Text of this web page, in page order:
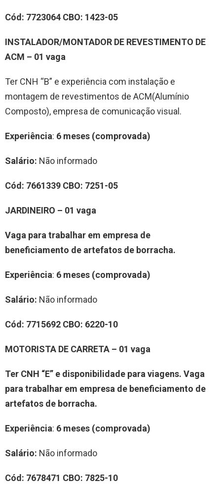
Cód: 7723064 CBO: 1423-05
INSTALADOR/MONTADOR DE REVESTIMENTO DE
ACM – 01 vaga
Ter CNH “B” e experiência com instalação e
montagem de revestimentos de ACM(Alumínio
Composto), empresa de comunicação visual.
Experiência: 6 meses (comprovada)
Salário: Não informado
Cód: 7661339 CBO: 7251-05
JARDINEIRO – 01 vaga
Vaga para trabalhar em empresa de
beneficiamento de artefatos de borracha.
Experiência: 6 meses (comprovada)
Salário: Não informado
Cód: 7715692 CBO: 6220-10
MOTORISTA DE CARRETA – 01 vaga
Ter CNH “E” e disponibilidade para viagens. Vaga
para trabalhar em empresa de beneficiamento de
artefatos de borracha.
Experiência: 6 meses (comprovada)
Salário: Não informado
Cód: 7678471 CBO: 7825-10